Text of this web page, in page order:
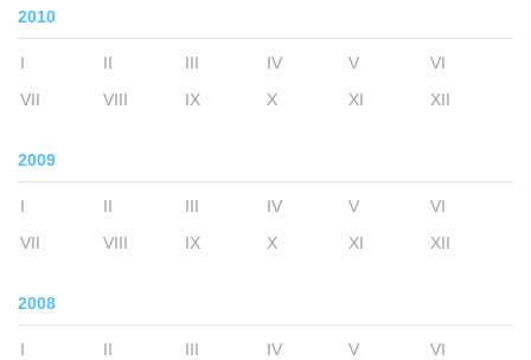
2010
I II III IV V
VI
VII
VIII IX X XI XII
2009
I II III IV V
VI
VII
VIII IX X XI XII
2008
I II III IV V
VI